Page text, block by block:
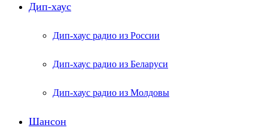
Дип-хаус
Дип-хаус радио из России
Дип-хаус радио из Беларуси
Дип-хаус радио из Молдовы
Шансон